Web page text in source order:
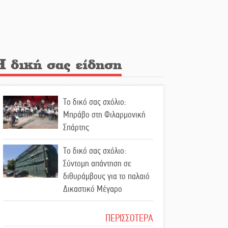
Κλήρωσε για τον Αστέρα
Οδύνη στην Απιδιά για τον
χαμό της 29χρονης Ελένης
σε τροχαίο
«Σφραγίδα» έργου και
απολογισμού στο
Παναρκαδικό από τον Κυρ.
Διαμαντάκο
Μια «χρυσή» ελαιοκομική
δική σας είδηση
Το δικό σας σχόλιο:
Μπράβο στη Φιλαρμονική
Σπάρτης
Το δικό σας σχόλιο:
Σύντομη απάντηση σε
διθυράμβους για το παλαιό
Δικαστικό Μέγαρο
Το δικό σας σχόλιο: Ιερή
ΠΕΡΙΣΣΟΤΕΡΑ